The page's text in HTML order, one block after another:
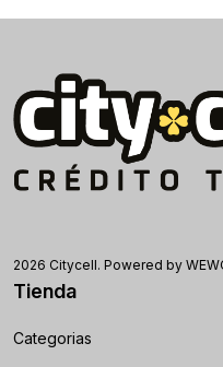
2026 Citycell. Powered by
Tienda
Categorias